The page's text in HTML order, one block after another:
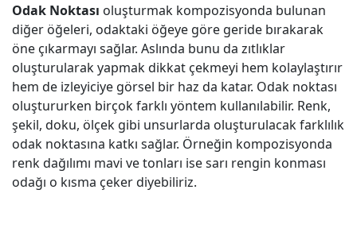
Odak Noktası oluşturmak kompozisyonda bulunan
diğer öğeleri, odaktaki öğeye göre geride bırakarak
öne çıkarmayı sağlar. Aslında bunu da zıtlıklar
oluşturularak yapmak dikkat çekmeyi hem kolaylaştırır
hem de izleyiciye görsel bir haz da katar. Odak noktası
oluştururken birçok farklı yöntem kullanılabilir. Renk,
şekil, doku, ölçek gibi unsurlarda oluşturulacak farklılık
odak noktasına katkı sağlar. Örneğin kompozisyonda
renk dağılımı mavi ve tonları ise sarı rengin konması
odağı o kısma çeker diyebiliriz.